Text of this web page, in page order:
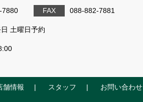
7880 FAX 088-882-7881
土曜日予約
舗情報 スタッフ お問い合わせ